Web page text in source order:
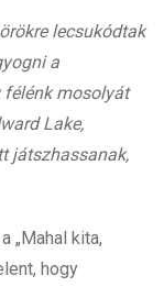
lecsukódtak
a
mosolyát
Lake,
játszhassanak,
„Mahal kita,
hogy